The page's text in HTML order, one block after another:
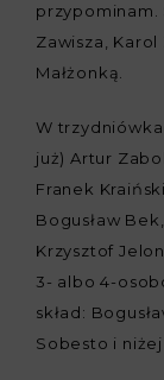
przypominam.
Zawisza, Karol
Małżonką.
W
już) Artur
Franek
Bogusław
Krzysztof
3- albo 4-
skład:
Sobesto i